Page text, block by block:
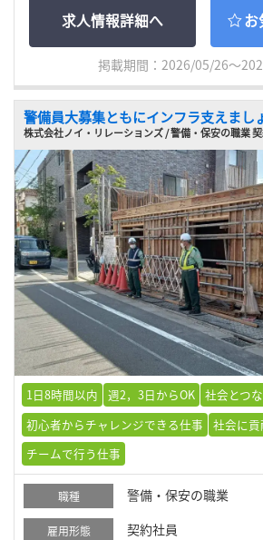
求人情報詳細へ お
掲載期間：2026/05/26～
警備員大募集ともにインフラ支えまし
株式会社ノイ・リレーションズ / 警備・保安の職業
1日8時間以内 週2，3日からOK 社会とつ
初心者からチャレンジできる仕事
社会に
チームで行う仕事
職種 警備・保安の職業
雇用形態 契約社員